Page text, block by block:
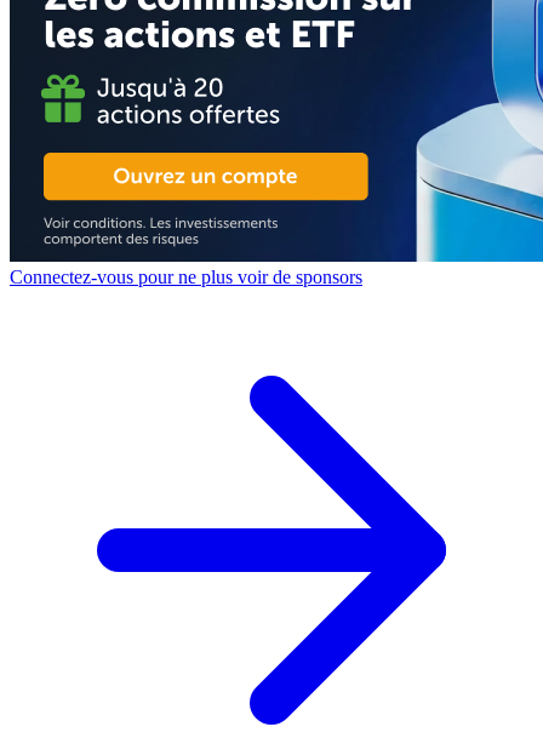
Connectez-vous pour ne plus voir de sponsors